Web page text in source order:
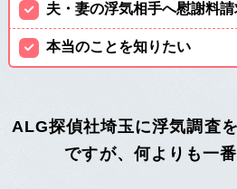
夫・妻の浮気相手へ慰謝料請
本当のことを知りたい
ALG探偵社埼玉に浮気調査
ですが、何よりも一